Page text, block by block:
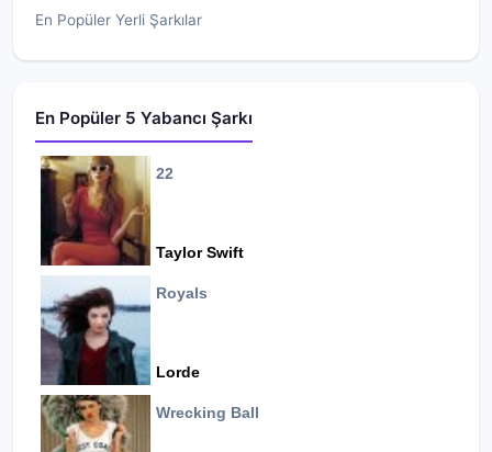
En Popüler Yerli Şarkılar
En Popüler 5 Yabancı Şarkı
22
Taylor Swift
Royals
Lorde
Wrecking Ball